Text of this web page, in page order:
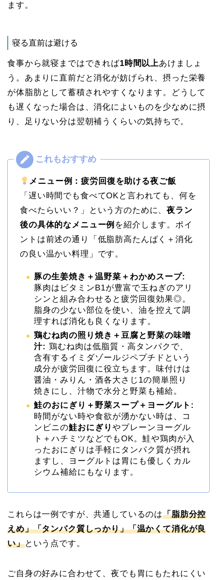
ます​。
寝る直前は避ける
食事から就寝まではできれば1時間以上あけましょ
う。あまりに直前だと消化が妨げられ、摂った栄養
が体脂肪として蓄積されやすくなります。どうして
も遅くなった場合は、消化によいものを少なめに摂
り、足りない分は翌朝補うくらいの気持ちで。
メニュー例：疲労回復を助ける夜ご飯
「遅い時間でも食べてOKと言われても、何を
食べたらいい？」という方のために、夜ラン
後の具体的なメニュー例 を紹介します。ポイ
ントは前述の通り「低脂肪高たんぱく＋消化
の良い温かい料理」です。
豚の生姜焼き＋温野菜＋わかめスープ:
豚肉はビタミンB1が豊富で玉ねぎのアリ
シンと組み合わせると疲労回復効果◎​。
脂身の少ない部位を使い、油を控えて調
理すれば消化も良くなります。
鶏むね肉の照り焼き＋豆腐と野菜の味噌
汁: 鶏むね肉は低脂質・高タンパクで、
含有するイミダゾールジペプチドという
成分が疲労回復に役立ちます​。味付けは
醤油・みりん・酒各大さじ1の簡単照り
焼きにし、汁物で水分と野菜も補給。
鮭のおにぎり＋野菜スープ＋ヨーグルト:
時間がない時や食欲が湧かない時は、コ
ンビニの鮭おにぎり やプレーンヨーグル
ト＋ハチミツなどでもOK。鮭や鶏肉が入
ったおにぎりは手軽にタンパク質が摂れ
ますし、ヨーグルトは胃にも優しくカル
シウム補給にもなります。
これらは一例ですが、共通しているのは「脂肪分控
えめ」「タンパク質しっかり」「温かくて消化が良
い」という点です。
ご自身の好みに合わせて、夜でも胃にもたれにくい